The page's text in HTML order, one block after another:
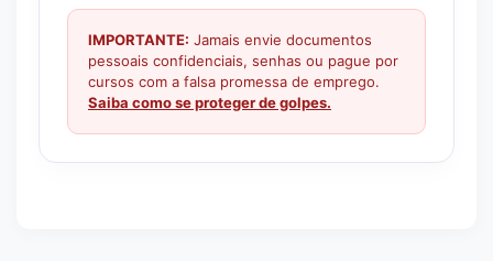
IMPORTANTE: Jamais envie documentos
pessoais confidenciais, senhas ou pague por
cursos com a falsa promessa de emprego.
Saiba como se proteger de golpes.